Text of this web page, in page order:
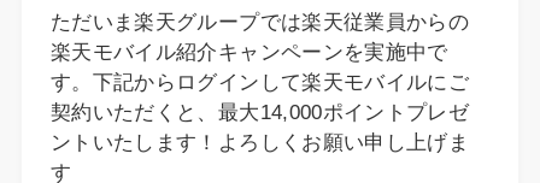
ただいま楽天グループでは楽天従業員からの
楽天モバイル紹介キャンペーンを実施中で
す。下記からログインして楽天モバイルにご
契約いただくと、最大14,000ポイントプレゼ
ントいたします！よろしくお願い申し上げま
す